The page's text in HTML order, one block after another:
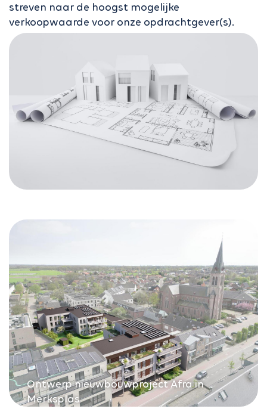
streven naar de hoogst mogelijke
verkoopwaarde voor onze opdrachtgever(s).
Ontwerp nieuwbouwproject Afra in
Merksplas